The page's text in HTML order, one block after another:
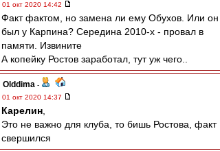
01 окт 2020 14:42
Факт фактом, но замена ли ему Обухов. Или он
был у Карпина? Середина 2010-х - провал в
памяти. Извините
А копейку Ростов заработал, тут уж чего..
Olddima -
01 окт 2020 14:37
Карелин
Это не важно для клуба, то бишь Ростова, факт
свершился